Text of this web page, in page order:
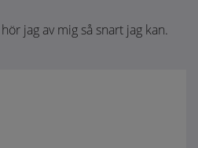
jag av mig så snart jag kan.